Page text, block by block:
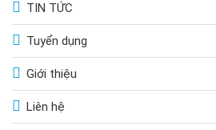
TIN TỨC
Tuyển dụng
Giới thiệu
Liên hệ